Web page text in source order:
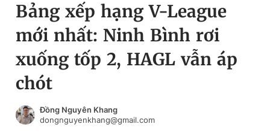
Chuyên mục
Chuyên mục khác
Chào ngày mới
Tin thị trường Tin 360
Đổi mật khẩu
Tin đã lưu
Tin đã xem
Đăng xuất
Bảng xếp hạng V-League
mới nhất: Ninh Bình rơi
xuống tốp 2, HAGL vẫn áp
chót
Đồng Nguyên Khang
dongnguyenkhang@gmail.com